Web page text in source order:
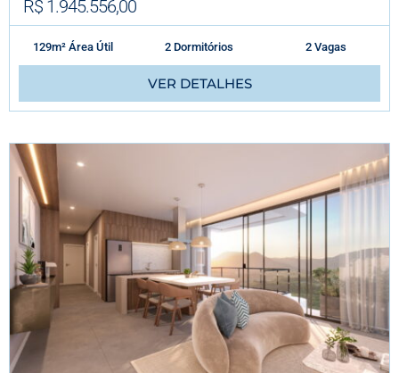
R$ 1.945.556,00
129m² Área Útil 2 Dormitórios 2 Vagas
VER DETALHES